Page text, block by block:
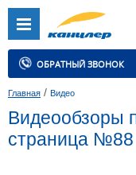
ОБРАТНЫЙ ЗВОНОК
Главная / Видео
Видеообзоры
страница №88